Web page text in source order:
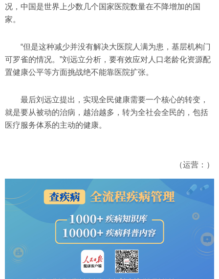
况，中国是世界上少数几个国家医院数量在不降增加的国
家。
“但是这种减少并没有解决大医院人满为患，基层机构门
可罗雀的情况。”刘远立分析，要有效应对人口老龄化资源配
置健康公平等方面挑战绝不能靠医院扩张。
最后刘远立提出，实现全民健康需要一个核心的转变，
就是要从被动的治病，越治越多，转为全社会全民的，包括
医疗服务体系的主动的健康。
（运营：）